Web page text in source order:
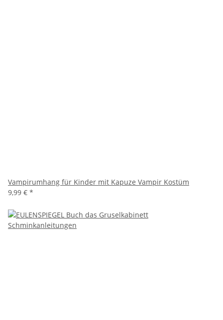
Vampirumhang für Kinder mit Kapuze Vampir Kostüm
9,99 € *